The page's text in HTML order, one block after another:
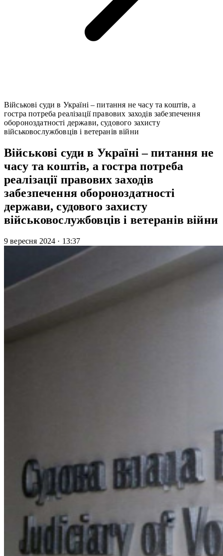
Військові суди в Україні – питання не часу та коштів, а
гостра потреба реалізації правових заходів забезпечення
обороноздатності держави, судового захисту
військовослужбовців і ветеранів війни
Військові суди в Україні – питання не
часу та коштів, а гостра потреба
реалізації правових заходів
забезпечення обороноздатності
держави, судового захисту
військовослужбовців і ветеранів війни
9 вересня 2024 · 13:37